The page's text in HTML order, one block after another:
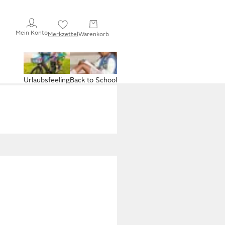
Mein KontoMerkzettelWarenkorb
Back to School
Urlaubsfeeling